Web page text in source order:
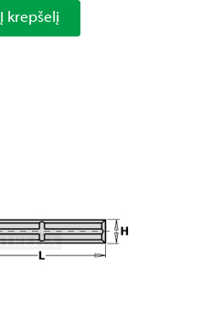
Į krepšelį